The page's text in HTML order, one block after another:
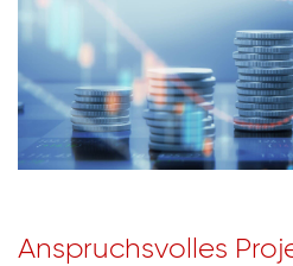
Anspruchsvolles